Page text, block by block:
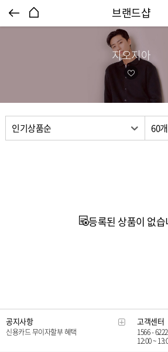
엔터식스몰 - 패션&라이프스타일몰